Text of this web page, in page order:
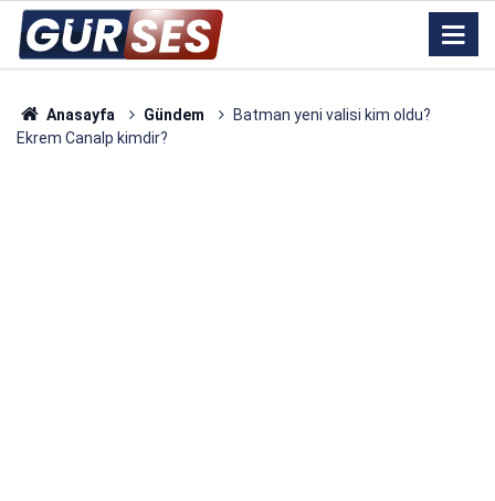
Anasayfa Gündem
Batman yeni valisi kim oldu?
Ekrem Canalp kimdir?